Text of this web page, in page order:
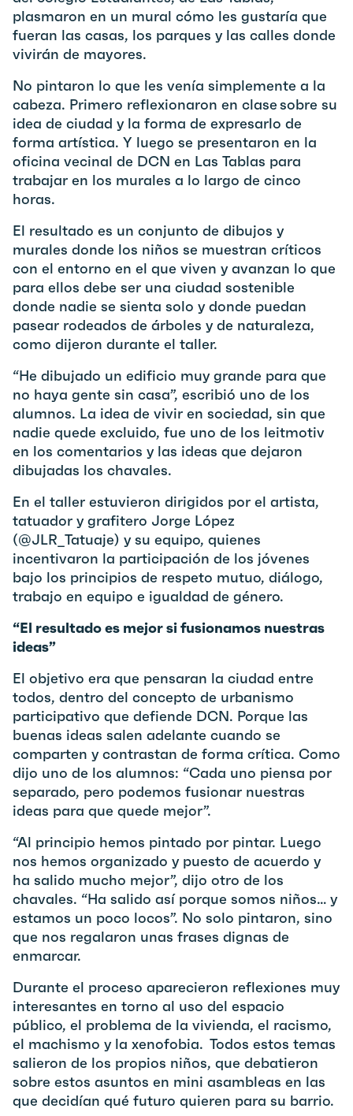
plasmaron en un mural cómo les gustaría que
fueran las casas, los parques y las calles donde
vivirán de mayores.
No pintaron lo que les venía simplemente a la
cabeza. Primero reflexionaron en clase sobre su
idea de ciudad y la forma de expresarlo de
forma artística. Y luego se presentaron en la
oficina vecinal de DCN en Las Tablas para
trabajar en los murales a lo largo de cinco
horas.
El resultado es un conjunto de dibujos y
murales donde los niños se muestran críticos
con el entorno en el que viven y avanzan lo que
para ellos debe ser una ciudad sostenible
donde nadie se sienta solo y donde puedan
pasear rodeados de árboles y de naturaleza,
como dijeron durante el taller.
“He dibujado un edificio muy grande para que
no haya gente sin casa”, escribió uno de los
alumnos. La idea de vivir en sociedad, sin que
nadie quede excluido, fue uno de los leitmotiv
en los comentarios y las ideas que dejaron
dibujadas los chavales.
En el taller estuvieron dirigidos por el artista,
tatuador y grafitero Jorge López
(@JLR_Tatuaje) y su equipo, quienes
incentivaron la participación de los jóvenes
bajo los principios de respeto mutuo, diálogo,
trabajo en equipo e igualdad de género.
“El resultado es mejor si fusionamos nuestras
ideas”
El objetivo era que pensaran la ciudad entre
todos, dentro del concepto de urbanismo
participativo que defiende DCN. Porque las
buenas ideas salen adelante cuando se
comparten y contrastan de forma crítica. Como
dijo uno de los alumnos: “Cada uno piensa por
separado, pero podemos fusionar nuestras
ideas para que quede mejor”.
“Al principio hemos pintado por pintar. Luego
nos hemos organizado y puesto de acuerdo y
ha salido mucho mejor”, dijo otro de los
chavales. “Ha salido así porque somos niños… y
estamos un poco locos”. No solo pintaron, sino
que nos regalaron unas frases dignas de
enmarcar.
Durante el proceso aparecieron reflexiones muy
interesantes en torno al uso del espacio
público, el problema de la vivienda, el racismo,
el machismo y la xenofobia. Todos estos temas
salieron de los propios niños, que debatieron
sobre estos asuntos en mini asambleas en las
que decidían qué futuro quieren para su barrio.